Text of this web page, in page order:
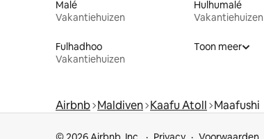
Malé
Vakantiehuizen
Hulhumalé
Vakantiehuizen
Fulhadhoo
Vakantiehuizen
Toon meer
Airbnb Maldiven Kaafu Atoll Maafushi